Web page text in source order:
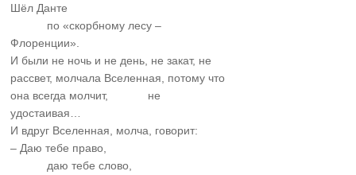
Шёл Данте
по «скорбному лесу –
Флоренции».
И были не ночь и не день, не закат, не
рассвет, молчала Вселенная, потому что
она всегда молчит,
не
удостаивая…
И вдруг Вселенная, молча, говорит:
– Даю тебе право,
даю тебе слово,